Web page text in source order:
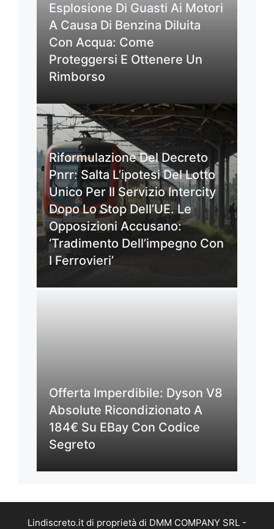
Esplosione Di Guasti Ai Motori
A Causa Di Benzina Diluita
Con Acqua: Come
Proteggersi E Ottenere Un
Rimborso
Riformulazione Del Decreto
Pnrr: Salta L’ipotesi Del Lotto
Unico Per Il Servizio Intercity
Dopo Lo Stop Dell’UE. Le
Opposizioni Accusano:
‘Tradimento Dell’impegno Con
I Ferrovieri’
Offerta Imperdibile: Dyson V8
Absolute Ricondizionato A
184€ Su EBay Con Codice
Segreto
Lindiscreto.it di proprietà di DMM COMPANY SRL -